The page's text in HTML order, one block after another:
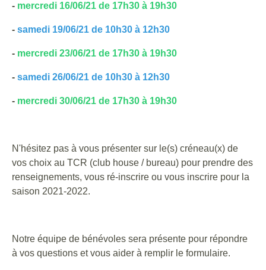
- mercredi 16/06/21 de 17h30 à 19h30
- samedi 19/06/21 de 10h30 à 12h30
- mercredi 23/06/21 de 17h30 à 19h30
- samedi 26/06/21 de 10h30 à 12h30
- mercredi 30/06/21 de 17h30 à 19h30
N'hésitez pas à vous présenter sur le(s) créneau(x) de
vos choix au TCR (club house / bureau) pour prendre des
renseignements, vous ré-inscrire ou vous inscrire pour la
saison 2021-2022.
Notre équipe de bénévoles sera présente pour répondre
à vos questions et vous aider à remplir le formulaire.